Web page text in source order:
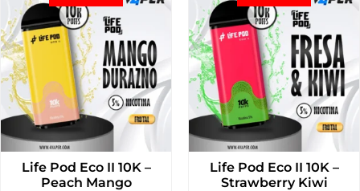
Life Pod Eco II 10K –
Peach Mango
Life Pod Eco II 10K –
Strawberry Kiwi